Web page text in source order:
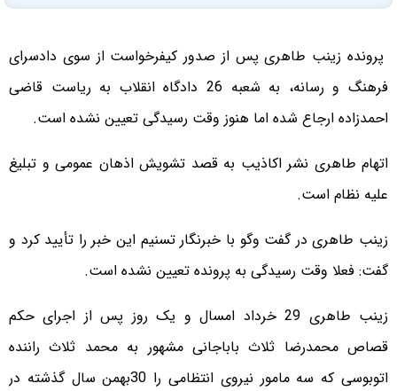
پرونده زینب طاهری پس از صدور کیفرخواست از سوی دادسرای
فرهنگ و رسانه، به شعبه 26 دادگاه انقلاب به ریاست قاضی
احمدزاده ارجاع شده اما هنوز وقت رسیدگی تعیین نشده است.
اتهام طاهری نشر اکاذیب به قصد تشویش اذهان عمومی و تبلیغ
علیه نظام است.
زینب طاهری در گفت وگو با خبرنگار تسنیم این خبر را تأیید کرد و
گفت: فعلا وقت رسیدگی به پرونده تعیین نشده است.
زینب طاهری 29 خرداد امسال و یک روز پس از اجرای حکم
قصاص محمدرضا ثلاث باباجانی مشهور به محمد ثلاث راننده
اتوبوسی که سه مامور نیروی انتظامی را 30بهمن سال گذشته در